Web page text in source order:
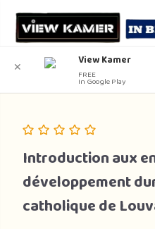
Introduction aux
développement
catholique de
✕ View Kamer
FREE
In Google Play